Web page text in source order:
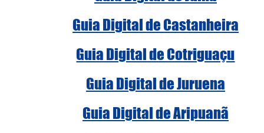
Guia Digital de Castanheira
Guia Digital de Cotriguaçu
Guia Digital de Juruena
Guia Digital de Aripuanã